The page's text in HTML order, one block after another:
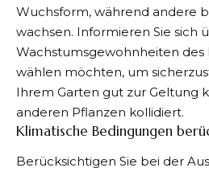
Wuchsform, während andere
wachsen. Informieren Sie sich
Wachstumsgewohnheiten des
wählen möchten, um
Ihrem Garten gut zur Geltung
anderen Pflanzen kollidiert.
Klimatische Bedingungen
Berücksichtigen Sie bei der